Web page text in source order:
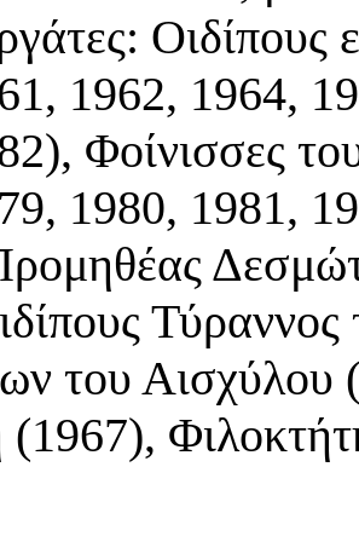
1962, 1964,
Φοίνισσες
1980, 1981,
του
(1967),